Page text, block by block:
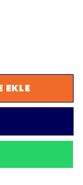
EKLE